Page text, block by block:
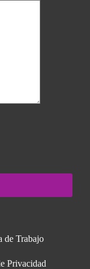
de Trabajo
Privacidad